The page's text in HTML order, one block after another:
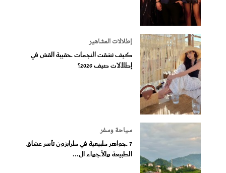
إطلالات المشاهير
كيف نسّقت النجمات حقيبة القش في
إطلالات صيف 2026؟
سياحة وسفر
7 جواهر طبيعية في طرابزون تأسر عشاق
الطبيعة والأجواء ال...